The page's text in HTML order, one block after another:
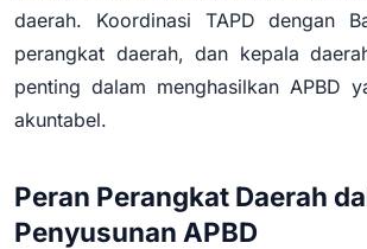
daerah. Koordinasi TAPD dengan
perangkat daerah, dan kepala
penting dalam menghasilkan APBD
akuntabel.
Peran Perangkat Daerah
Penyusunan APBD